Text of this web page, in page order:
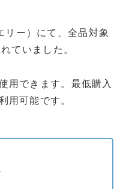
ー）にて、全品対象
ていました。
用できます。最低購入
用可能です。